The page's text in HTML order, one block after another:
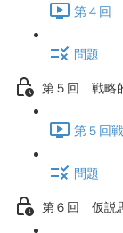
第４回
問題
第５回 戦略
第５回
問題
第６回 仮説